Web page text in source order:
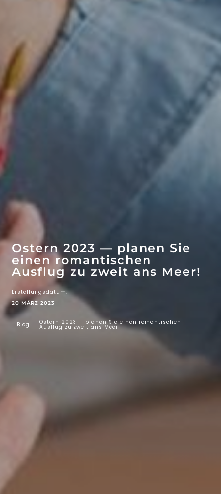
WOW-EFFEKT
Ostern 2023 — planen Sie
einen romantischen
Ausflug zu zweit ans Meer!
20 MÄRZ 2023
Erstellungsdatum:
Blog Ostern 2023 — planen Sie einen romantischen
Ausflug zu zweit ans Meer!